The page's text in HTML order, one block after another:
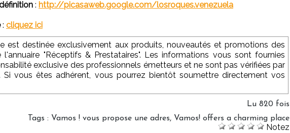
: http://picasaweb.google.com/losroques.venezuela
: cliquez ici
est destinée exclusivement aux produits, nouveautés et promotions des
l'annuaire "Réceptifs & Prestataires". Les informations vous sont fournies
exclusive des professionnels émetteurs et ne sont pas vérifiées par
Si vous êtes adhérent, vous pourrez bientôt soumettre directement vos
Lu 820 fois
Tags : Vamos ! vous propose une adres, Vamos! offers a charming place
Notez